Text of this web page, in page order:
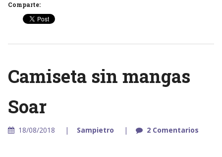
Comparte:
Camiseta sin mangas
Soar
18/08/2018 Sampietro 2 Comentarios